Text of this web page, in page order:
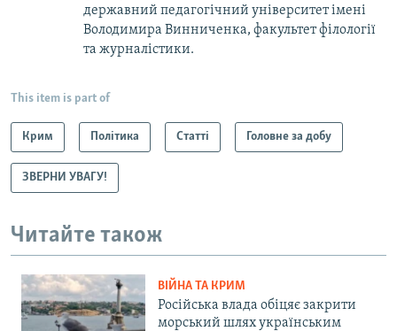
державний педагогічний університет імені
Володимира Винниченка, факультет філології
та журналістики.
This item is part of
Крим Політика Статті Головне за добу
ЗВЕРНИ УВАГУ!
Читайте також
ВІЙНА ТА КРИМ
Російська влада обіцяє закрити
морський шлях українським